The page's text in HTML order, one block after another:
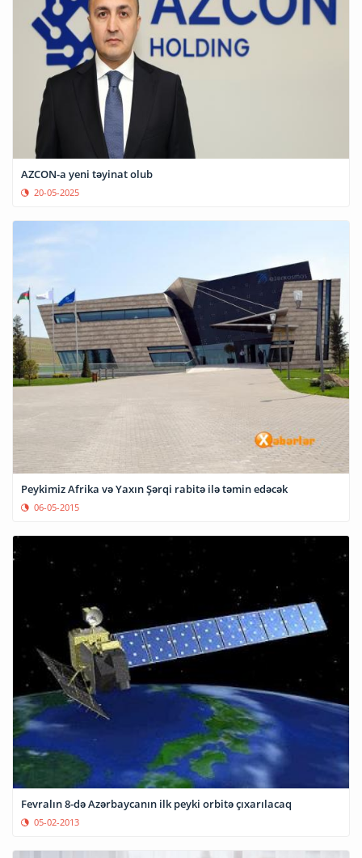
AZCON-a yeni təyinat olub
20-05-2025
Peykimiz Afrika və Yaxın Şərqi rabitə ilə təmin edəcək
06-05-2015
Fevralın 8-də Azərbaycanın ilk peyki orbitə çıxarılacaq
05-02-2013